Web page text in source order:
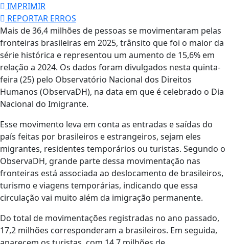
IMPRIMIR
REPORTAR ERROS
Mais de 36,4 milhões de pessoas se movimentaram pelas
fronteiras brasileiras em 2025, trânsito que foi o maior da
série histórica e representou um aumento de 15,6% em
relação a 2024. Os dados foram divulgados nesta quinta-
feira (25) pelo Observatório Nacional dos Direitos
Humanos (ObservaDH), na data em que é celebrado o Dia
Nacional do Imigrante.
Esse movimento leva em conta as entradas e saídas do
país feitas por brasileiros e estrangeiros, sejam eles
migrantes, residentes temporários ou turistas. Segundo o
ObservaDH, grande parte dessa movimentação nas
fronteiras está associada ao deslocamento de brasileiros,
turismo e viagens temporárias, indicando que essa
circulação vai muito além da imigração permanente.
Do total de movimentações registradas no ano passado,
17,2 milhões corresponderam a brasileiros. Em seguida,